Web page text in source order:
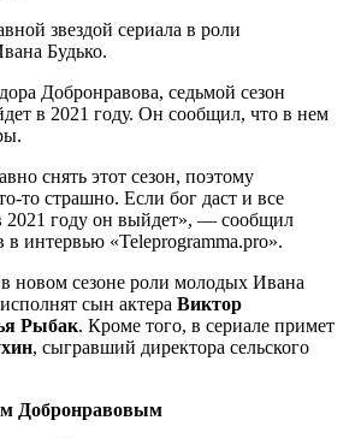
звездой сериала в роли
Будько.
Добронравова, седьмой сезон
в 2021 году. Он сообщил, что в нем
снять этот сезон, поэтому
то страшно. Если бог даст и все
2021 году он выйдет», — сообщил
в интервью «Teleprogramma.pro».
в новом сезоне роли молодых Ивана
сын актера Виктор
Рыбак. Кроме того, в сериале примет
, сыгравший директора сельского
Добронравовым